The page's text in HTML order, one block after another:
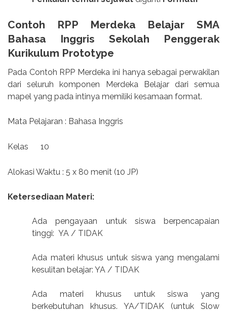
Contoh RPP Merdeka Belajar SMA
Bahasa Inggris Sekolah Penggerak
Kurikulum Prototype
Pada Contoh RPP Merdeka ini hanya sebagai perwakilan
dari seluruh komponen Merdeka Belajar dari semua
mapel yang pada intinya memiliki kesamaan format.
Mata Pelajaran : Bahasa Inggris
Kelas 10
Alokasi Waktu : 5 x 80 menit (10 JP)
Ketersediaan Materi:
Ada pengayaan untuk siswa berpencapaian
tinggi: YA / TIDAK
Ada materi khusus untuk siswa yang mengalami
kesulitan belajar: YA / TIDAK
Ada materi khusus untuk siswa yang
berkebutuhan khusus. YA/TIDAK (untuk Slow